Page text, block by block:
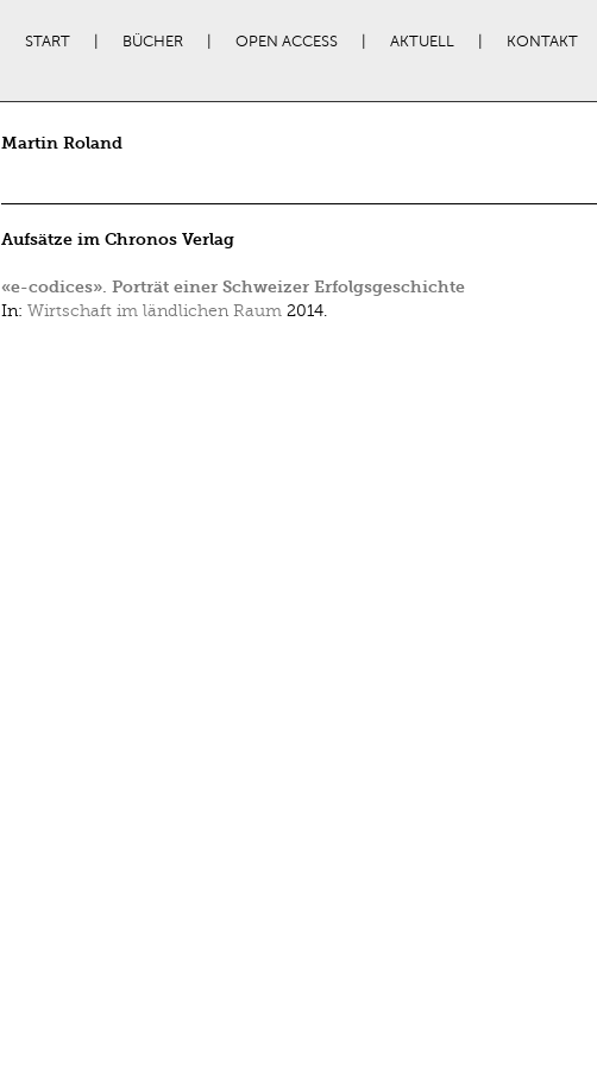
START BÜCHER OPEN ACCESS AKTUELL KONTAKT
Martin Roland
Aufsätze im Chronos Verlag
«e-codices». Porträt einer Schweizer Erfolgsgeschichte
In: Wirtschaft im ländlichen Raum 2014.